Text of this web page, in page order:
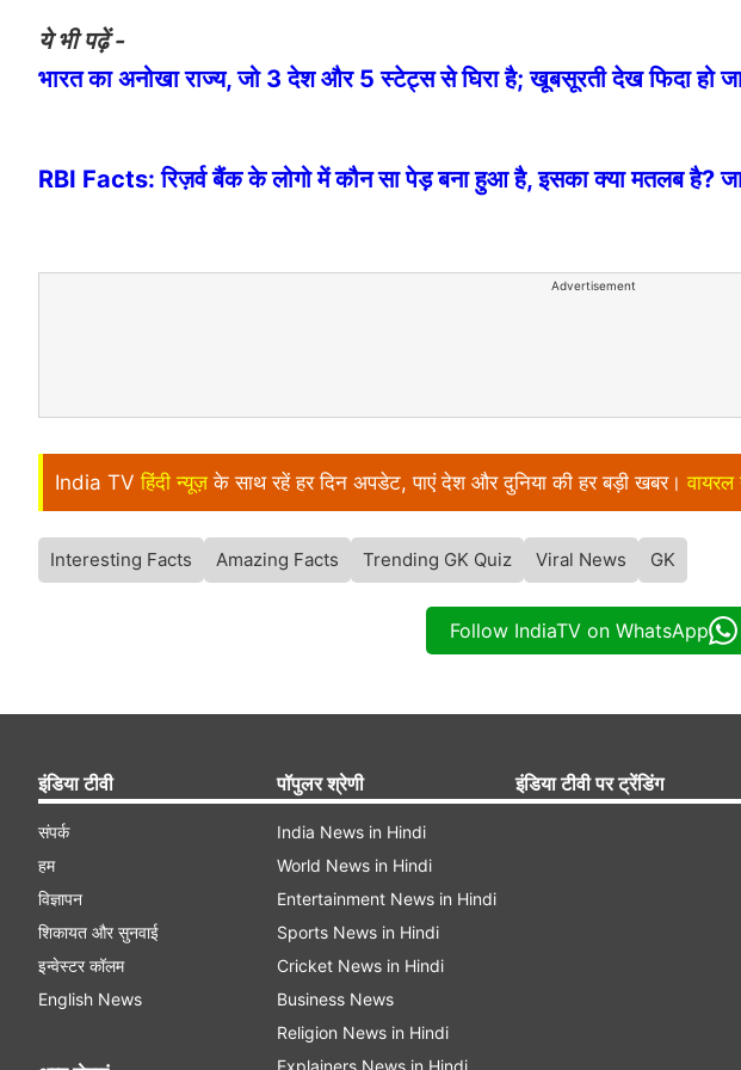
ये भी पढ़ें -
भारत का अनोखा राज्य, जो 3 देश और 5 स्टेट्स से घिरा है; खूबसूरती देख फिदा हो
RBI Facts: रिज़र्व बैंक के लोगो में कौन सा पेड़ बना हुआ है, इसका क्या मतलब है?
Advertisement
India TV हिंदी न्यूज़ के साथ रहें हर दिन अपडेट, पाएं देश और दुनिया की हर बड़ी खबर। वायरल
Interesting Facts Amazing Facts Trending GK Quiz Viral News GK
Follow IndiaTV on WhatsApp
इंडिया टीवी
संपर्क
हम
विज्ञापन
शिकायत और सुनवाई
इन्वेस्टर कॉलम
English News
पॉपुलर श्रेणी
India News in Hindi
World News in Hindi
Entertainment News in Hindi
Sports News in Hindi
Cricket News in Hindi
Business News
Religion News in Hindi
इंडिया टीवी पर ट्रेंडिंग